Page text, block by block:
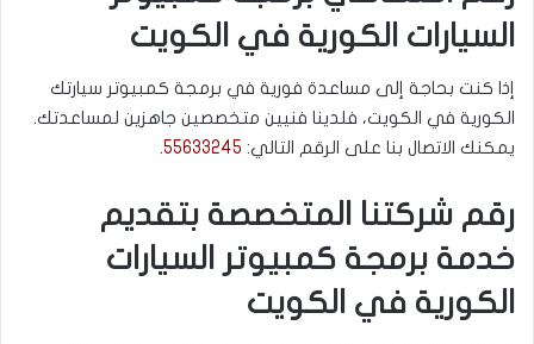
السيارات الكورية في الكويت
إذا كنت بحاجة إلى مساعدة فورية في برمجة كمبيوتر سيارتك
الكورية في الكويت، فلدينا فنيين متخصصين جاهزين لمساعدتك.
يمكنك الاتصال بنا على الرقم التالي: 55633245
.
رقم شركتنا المتخصصة بتقديم
خدمة برمجة كمبيوتر السيارات
الكورية في الكويت